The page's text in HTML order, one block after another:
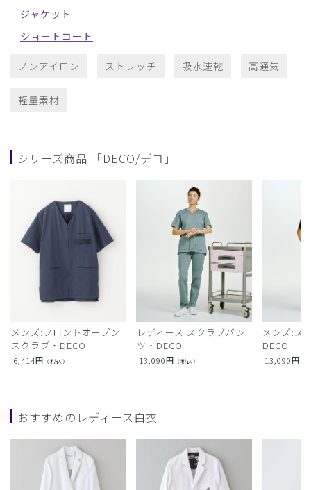
ジャケット
ショートコート
ノンアイロン ストレッチ 吸水速乾 高通気
軽量素材
シリーズ商品 「DECO/デコ」
メンズ:フロントオープン
スクラブ・DECO
6,414円 （税込）
レディース:スクラブパン
ツ・DECO
13,090円 （税込）
メンズ:ス
DECO
13,090円
おすすめのレディース白衣